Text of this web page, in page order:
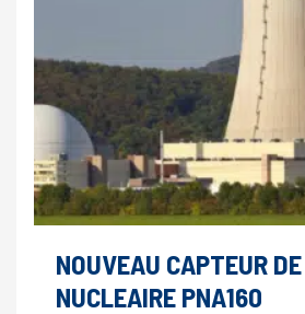
NOUVEAU CAPTEUR
NUCLEAIRE PNA160